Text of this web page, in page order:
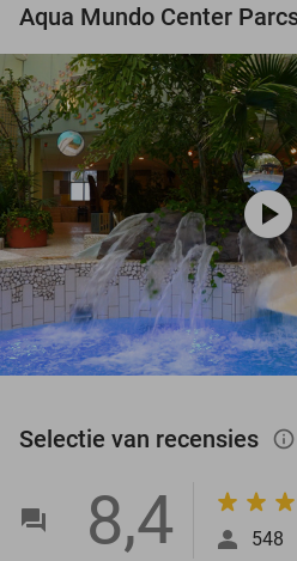
Aqua Mundo Center
play_circle
Selectie van recensies
8,4 548